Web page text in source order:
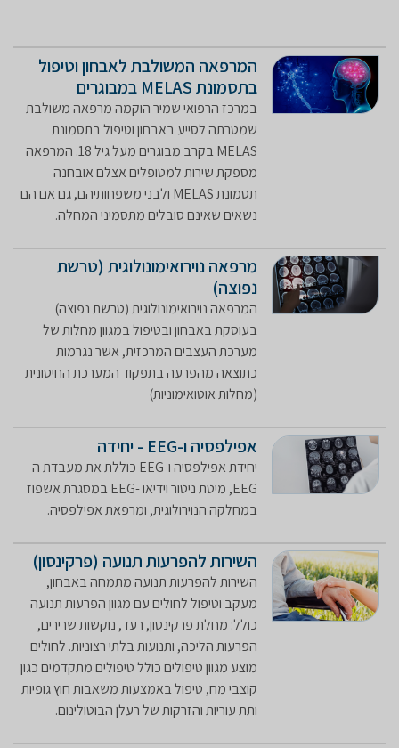
המרפאה המשולבת לאבחון וטיפול
בתסמונת MELAS במבוגרים
במרכז הרפואי שמיר הוקמה מרפאה משולבת
שמטרתה לסייע באבחון וטיפול בתסמונת
MELAS בקרב מבוגרים מעל גיל 18. המרפאה
מספקת שירות למטופלים אצלם אובחנה
תסמונת MELAS ולבני משפחותיהם, גם אם הם
נשאים שאינם סובלים מתסמיני המחלה.
מרפאה נוירואימונולוגית (טרשת
נפוצה)
המרפאה נוירואימונולוגית (טרשת נפוצה)
בעוסקת באבחון ובטיפול במגוון מחלות של
מערכת העצבים המרכזית, אשר נגרמות
כתוצאה מהפרעה בתפקוד המערכת החיסונית
(מחלות אוטואימוניות)
אפילפסיה ו-EEG - יחידה
יחידת אפילפסיה ו-EEG כוללת את מעבדת ה-
EEG, מיטת ניטור וידיאו -EEG במסגרת אשפוז
במחלקה הנוירולוגית, ומרפאת אפילפסיה.
השירות להפרעות תנועה (פרקינסון)
השירות להפרעות תנועה מתמחה באבחון,
מעקב וטיפול לחולים עם מגוון הפרעות תנועה
כולל: מחלת פרקינסון, רעד, נוקשות שרירים,
הפרעות הליכה, ותנועות בלתי רצוניות. לחולים
מוצע מגוון טיפולים כולל טיפולים מתקדמים כגון
קוצבי מח, טיפול באמצעות משאבות חוץ גופיות
ותת עוריות והזרקות של רעלן הבוטולינום.